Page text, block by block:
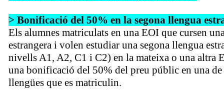
> Bonificació del 50% en la segona llengua
Els alumnes matriculats en una EOI que cursen
estrangera i volen estudiar una segona llengua
nivells A1, A2, C1 i C2) en la mateixa o una altra
una bonificació del 50% del preu públic en una de
llengües que es matriculin.